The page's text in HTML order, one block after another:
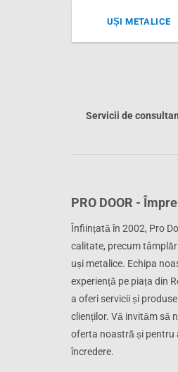
UȘI METALICE
Servicii de
PRO DOOR -
Înființată în 2002, Pro
calitate, precum
uși metalice. Echipa
experiență pe piața din
a oferi servicii și
clienților. Vă invităm să
oferta noastră și pentru
încredere.